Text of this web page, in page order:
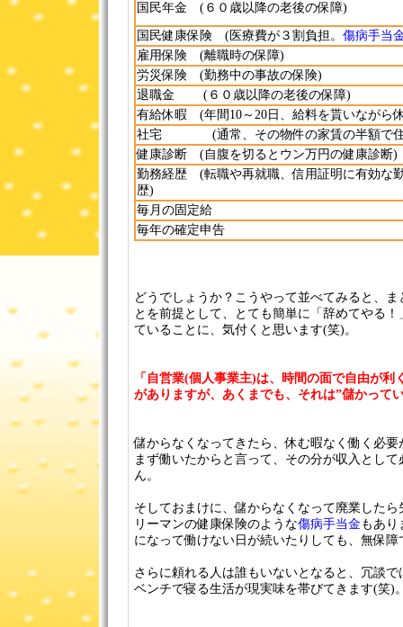
国民年金 (６０歳以降の老後の保障)
国民健康保険 (医療費が３割負担。 傷病手当
雇用保険 (離職時の保障)
労災保険 (勤務中の事故の保険)
退職金 (６０歳以降の老後の保障)
有給休暇 (年間10～20日、給料を貰いながら
社宅 (通常、その物件の家賃の半額で住
健康診断 (自腹を切るとウン万円の健康診断)
勤務経歴 (転職や再就職、信用証明に有効な
歴)
毎月の固定給
毎年の確定申告
どうでしょうか？こうやって並べてみると、
とを前提として、とても簡単に「辞めてやる
ていることに、気付くと思います(笑)。
「自営業(個人事業主)は、時間の面で自由が利
がありますが、あくまでも、それは”儲かって
儲からなくなってきたら、休む暇なく働く必
まず働いたからと言って、その分が収入とし
ん。
そしておまけに、儲からなくなって廃業した
リーマンの健康保険のような傷病手当金 もあり
になって働けない日が続いたりしても、無保障
さらに頼れる人は誰もいないとなると、冗談
ベンチで寝る生活が現実味を帯びてきます(笑)